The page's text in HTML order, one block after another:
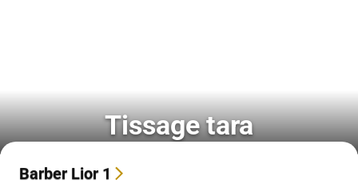
Tissage tara
Barber Lior 1